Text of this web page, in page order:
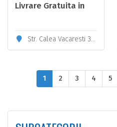
Livrare Gratuita in
toata tara -
OkFlora.ro
Str. Calea Vacaresti 302, Sector 4
1 2 3 4 5